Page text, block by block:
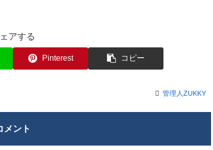
アする
Pinterest コピー
管理人ZUKKY
メント